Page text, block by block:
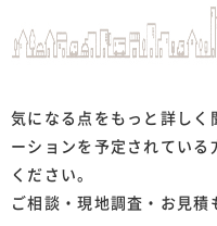
気になる点をもっと詳しく
ーションを予定されている
ください。
ご相談・現地調査・お見積